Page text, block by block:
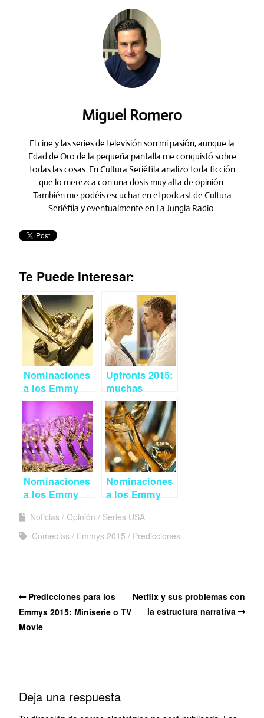
Miguel Romero
El cine y las series de televisión son mi pasión, aunque la
Edad de Oro de la pequeña pantalla me conquistó sobre
todas las cosas. En Cultura Seriéfila analizo toda ficción
que lo merezca con una dosis muy alta de opinión.
También me podéis escuchar en el podcast de Cultura
Seriéfila y eventualmente en La Jungla Radio.
Te Puede Interesar:
Nominaciones
a los Emmy
2015 (II):
Comedia
Upfronts 2015:
muchas
novedades
para la parrilla
de NBC
Nominaciones
a los Emmy
Nominaciones
a los Emmy
Miniserie o TV
Movie
Noticias Opinión
Series USA
Comedias
Emmys 2015 Predicciones
Predicciones para los
Emmys 2015: Miniserie o TV
Movie
Netflix y sus problemas con
la estructura narrativa
Deja una respuesta